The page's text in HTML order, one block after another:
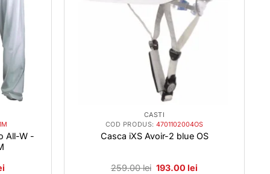
All-W -
CASTI
COD PRODUS:4701102004OS
Casca iXS Avoir-2 blue OS
259.00lei Prețul
193.00lei